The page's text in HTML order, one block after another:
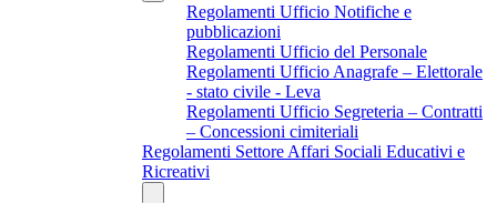
Regolamenti Ufficio Notifiche e
pubblicazioni
Regolamenti Ufficio del Personale
Regolamenti Ufficio Anagrafe – Elettorale
- stato civile - Leva
Regolamenti Ufficio Segreteria – Contratti
– Concessioni cimiteriali
Regolamenti Settore Affari Sociali Educativi e
Ricreativi